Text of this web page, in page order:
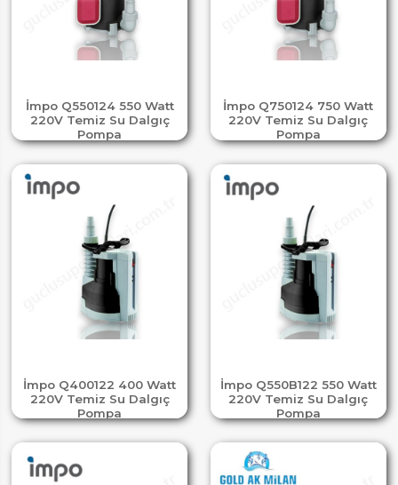
İmpo Q550124 550 Watt
220V Temiz Su Dalgıç
Pompa
İmpo Q750124 750 Watt
220V Temiz Su Dalgıç
Pompa
İmpo Q400122 400 Watt
220V Temiz Su Dalgıç
Pompa
İmpo Q550B122 550 Watt
220V Temiz Su Dalgıç
Pompa